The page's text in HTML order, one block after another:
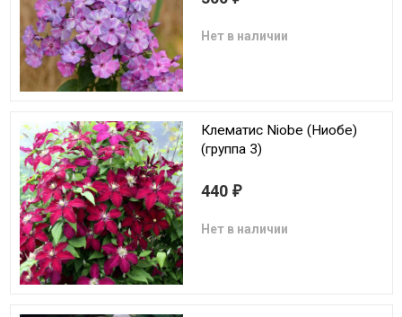
Нет в наличии
Клематис Niobe (Ниобе)
(группа 3)
440 ₽
Нет в наличии